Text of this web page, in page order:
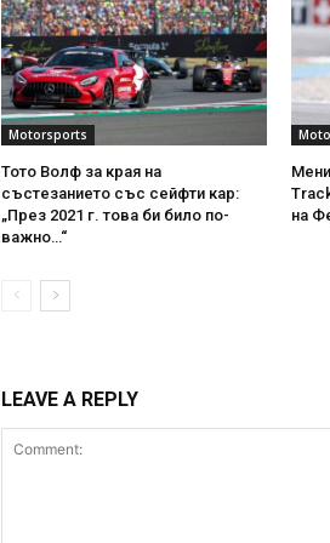
Motorsports
Тото Волф за края на
състезанието със сейфти кар:
„През 2021 г. това би било по-
важно…“
на
LEAVE A REPLY